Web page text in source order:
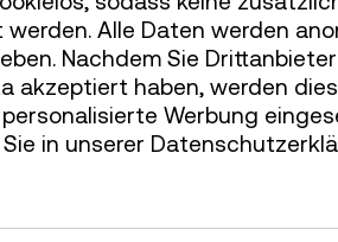
Alle Daten werden
Nachdem Sie
akzeptiert haben, werden
Werbung
in unserer